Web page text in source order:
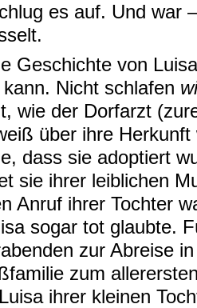
es auf. Und war
Geschichte von
Nicht schlafen
wie der Dorfarzt
über ihre
dass sie adoptiert
sie ihrer leiblichen
Anruf ihrer Tochter
sogar tot glaubte.
zur Abreise
zum
ihrer kleinen